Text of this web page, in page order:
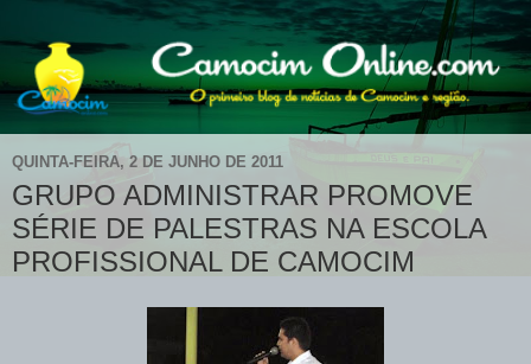
QUINTA-FEIRA, 2 DE JUNHO DE 2011
GRUPO ADMINISTRAR PROMOVE
SÉRIE DE PALESTRAS NA ESCOLA
PROFISSIONAL DE CAMOCIM